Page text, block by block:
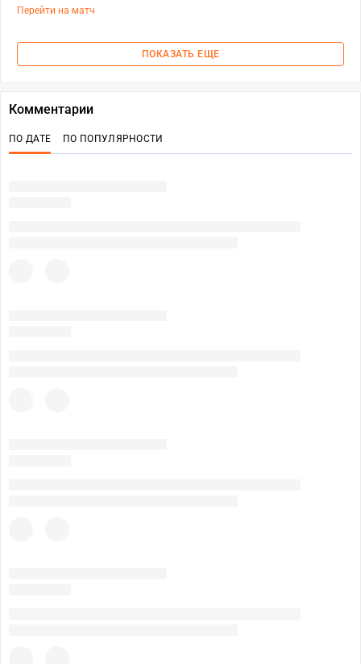
Перейти на матч
ПОКАЗАТЬ ЕЩЕ
Комментарии
ПО ДАТЕ ПО ПОПУЛЯРНОСТИ